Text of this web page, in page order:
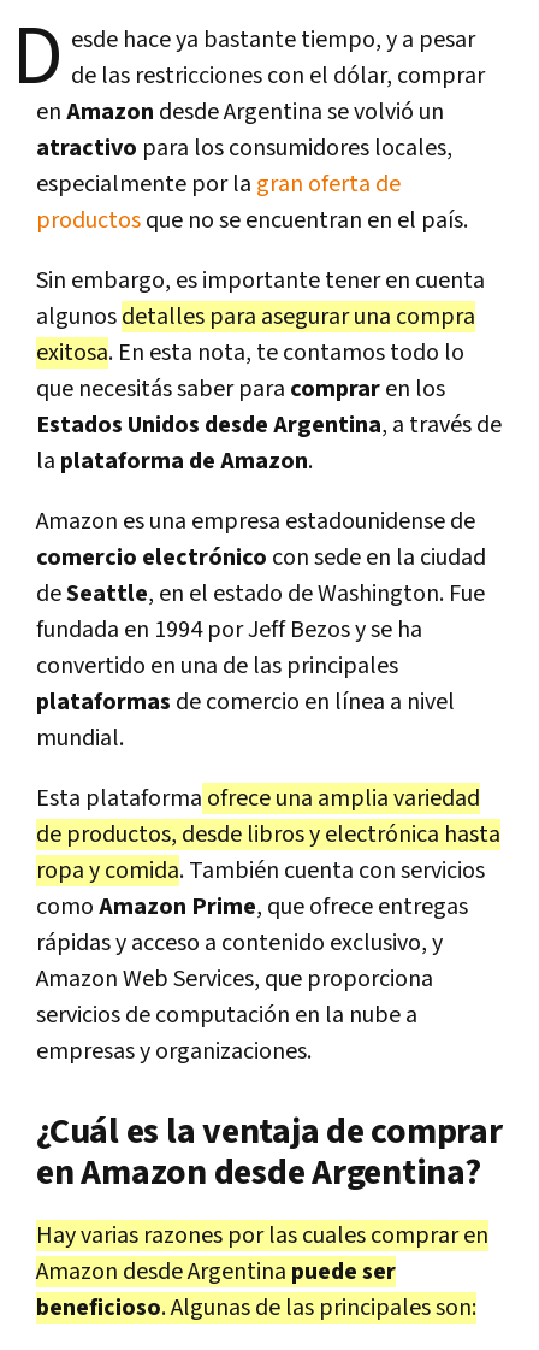
D esde hace ya bastante tiempo, y a pesar
de las restricciones con el dólar, comprar
enAmazon desde Argentina se volvió un
atractivo para los consumidores locales,
especialmente por la gran oferta de
productosque no se encuentran en el país.
Sin embargo, es importante tener en cuenta
algunosdetalles para asegurar una compra
exitosa. En esta nota, te contamos todo lo
que necesitás saber para compraren los
Estados Unidos desde Argentina, a través de
la plataforma de Amazon.
Amazon es una empresa estadounidense de
comercio electrónico con sede en la ciudad
deSeattle, en el estado de Washington. Fue
fundada en 1994 por Jeff Bezos y se ha
convertido en una de las principales
plataformas de comercio en línea a nivel
mundial.
Esta plataforma ofrece una amplia variedad
de productos, desde libros y electrónica hasta
ropa y comida. También cuenta con servicios
comoAmazon Prime, que ofrece entregas
rápidas y acceso a contenido exclusivo, y
Amazon Web Services, que proporciona
servicios de computación en la nube a
empresas y organizaciones.
¿Cuál es la ventaja de comprar
en Amazon desde Argentina?
Hay varias razones por las cuales comprar en
Amazon desde Argentina puede ser
beneficioso. Algunas de las principales son: